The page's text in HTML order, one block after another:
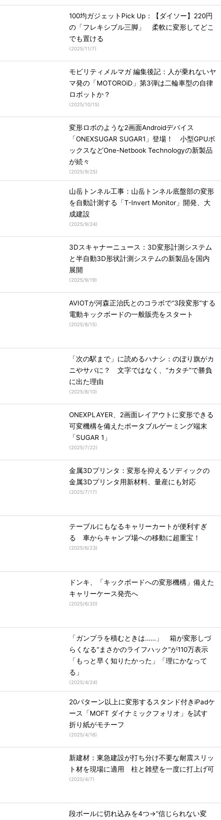
100均ガジェットPick Up：【ダイソー】220円
の「フレキシブル三脚」 柔軟に変形してどこ
でも置ける
(2025/11/7)
モビリティメルマガ 編集後記：人が乗れないヤ
マ発の「MOTOROiD」第3弾は二輪車型の自律
ロボットか？
(2025/10/15)
変形ロボのような2画面Androidデバイス
「ONEXSUGAR SUGAR1」登場！ 小型GPUボ
ックスなどOne-Netbook Technologyの新製品
が続々
(2025/9/25)
山岳トンネル工事：山岳トンネル底盤部の変形
を自動計測する「T-Invert Monitor」開発、大
成建設
(2025/9/24)
3Dスキャナーニュース：3D変形計測システム
と半自動3D形状計測システムの新製品を国内
展開
(2025/9/19)
AVIOTが河森正治氏とのコラボで“3段変形”する
電動キックボードの一般販売をスタート
(2025/8/15)
「次の駅まで」に読めるハナシ：のぼり旗がカ
ニやサバに？ 文字ではなく、“カタチ”で勝負
に出た理由
(2025/8/10)
ONEXPLAYER、2画面レイアウトに変形できる
可変機構を備えたポータブルゲーミング端末
「SUGAR 1」
(2025/7/22)
金属3Dプリンタ：変形を抑えるソディックの
金属3Dプリンタ用新材料、量産にも対応
(2025/7/17)
テーブルにもなるキャリーカートが便利すぎ
る 車からキャンプ場への移動に超重宝！
(2025/6/23)
ドンキ、「キックボードへの変形機構」備えた
キャリーケース発売へ
(2025/6/20)
「ガンプラを積むときは……」 箱が変形しづ
らくなる“まさかのライフハック”が110万表示
「もっと早く知りたかった」「理にかなって
る」
(2025/4/24)
20パターン以上に変形するスタンド付きiPadケ
ース「MOFT ダイナミックフォリオ」を試す
折り紙がモチーフ
(2025/4/16)
新建材：東急建設が打ち分け不要な耐震スリッ
ト材を現場に適用 柱と雑壁を一度に打上げ可
(2025/4/7)
段ボールに切れ込みを4つ→“信じられない変